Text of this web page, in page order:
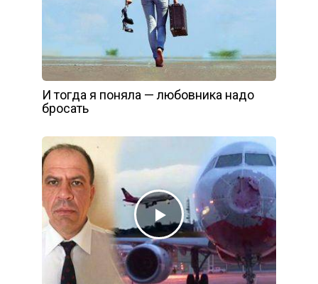
И тогда я поняла — любовника надо
бросать